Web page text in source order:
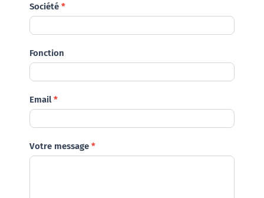
Société *
Fonction
Email*
Votre message *